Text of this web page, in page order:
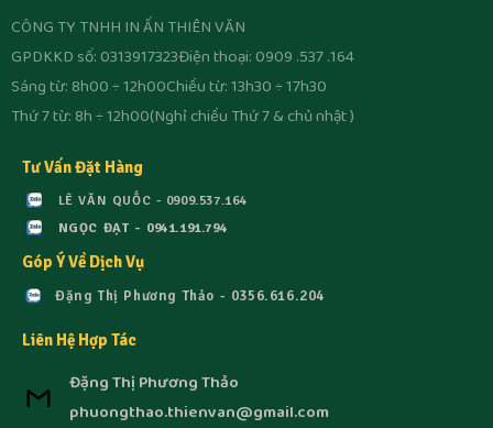
CÔNG TY TNHH IN ẤN THIÊN VĂN
GPDKKD số: 0313917323Điện thoại: 0909 .537 .164
Sáng từ: 8h00 ÷ 12h00Chiều từ: 13h30 ÷ 17h30
Thứ 7 từ: 8h ÷ 12h00(Nghỉ chiều Thứ 7 & chủ nhật )
Tư Vấn Đặt Hàng
LÊ VĂN QUỐC - 0909.537.164
NGỌC ĐẠT - 0941.191.794
Góp Ý Về Dịch Vụ
Đặng Thị Phương Thảo - 0356.616.204
Liên Hệ Hợp Tác
Đặng Thị Phương Thảo
phuongthao.thienvan@gmail.com